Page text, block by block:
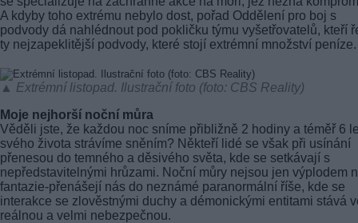
A kdyby toho extrému nebylo dost, pořad Oddělení pro boj s
podvody dá nahlédnout pod pokličku týmu vyšetřovatelů, kteří
ty nejzapeklitější podvody, které stojí extrémní množství peníze.
▲ Extrémní listopad. Ilustrační foto (foto: CBS Reality)
Moje nejhorší noční můra
Věděli jste, že každou noc sníme přibližně 2 hodiny a téměř 6
svého života strávíme sněním? Někteří lidé se však při usínání
přenesou do temného a děsivého světa, kde se setkávají s
nepředstavitelnými hrůzami. Noční můry nejsou jen výplodem
fantazie-přenášejí nás do neznámé paranormální říše, kde se
interakce se zlověstnými duchy a démonickými entitami stává
reálnou a velmi nebezpečnou.